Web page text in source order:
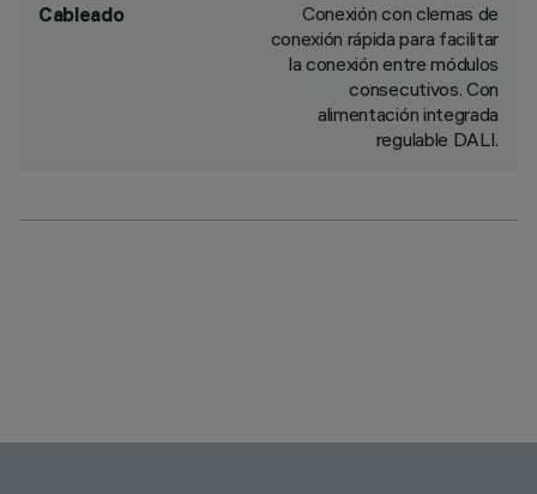
Cableado
Conexión con clemas de
conexión rápida para facilitar
la conexión entre módulos
consecutivos. Con
alimentación integrada
regulable DALI.